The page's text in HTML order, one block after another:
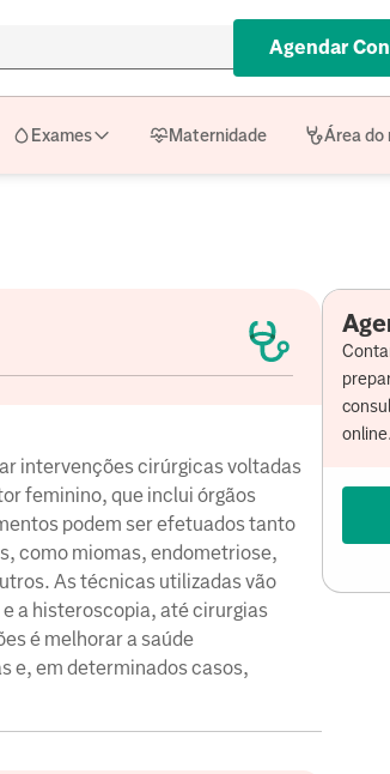
Agendar
Exames Maternidade Área do
intervenções cirúrgicas voltadas
feminino, que inclui órgãos
podem ser efetuados tanto
como miomas, endometriose,
As técnicas utilizadas vão
a histeroscopia, até cirurgias
é melhorar a saúde
e, em determinados casos,
online.